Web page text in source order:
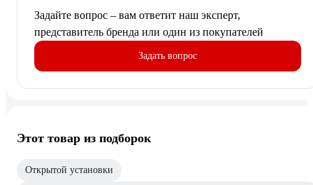
Задайте вопрос – вам ответит наш эксперт,
представитель бренда или один из покупателей
Задать вопрос
Этот товар из подборок
Открытой установки